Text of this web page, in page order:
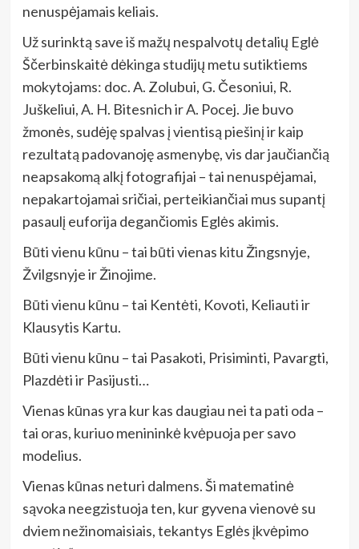
nenuspėjamais keliais.
Už surinktą save iš mažų nespalvotų detalių Eglė
Ščerbinskaitė dėkinga studijų metu sutiktiems
mokytojams: doc. A. Zolubui, G. Česoniui, R.
Juškeliui, A. H. Bitesnich ir A. Pocej. Jie buvo
žmonės, sudėję spalvas į vientisą piešinį ir kaip
rezultatą padovanoję asmenybę, vis dar jaučiančią
neapsakomą alkį fotografijai – tai nenuspėjamai,
nepakartojamai sričiai, perteikiančiai mus supantį
pasaulį euforija degančiomis Eglės akimis.
Būti vienu kūnu – tai būti vienas kitu Žingsnyje,
Žvilgsnyje ir Žinojime.
Būti vienu kūnu – tai Kentėti, Kovoti, Keliauti ir
Klausytis Kartu.
Būti vienu kūnu – tai Pasakoti, Prisiminti, Pavargti,
Plazdėti ir Pasijusti…
Vienas kūnas yra kur kas daugiau nei ta pati oda –
tai oras, kuriuo menininkė kvėpuoja per savo
modelius.
Vienas kūnas neturi dalmens. Ši matematinė
sąvoka neegzistuoja ten, kur gyvena vienovė su
dviem nežinomaisiais, tekantys Eglės įkvėpimo